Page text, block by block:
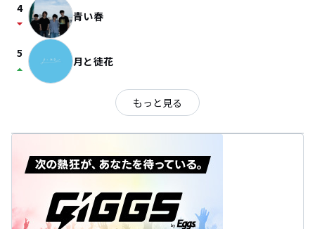
4
arrow_drop_down 青い春
5
arrow_drop_up 月と徒花
もっと見る